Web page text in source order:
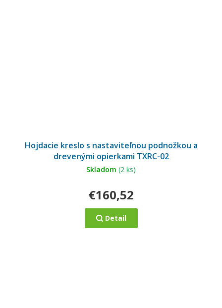
Hojdacie kreslo s nastaviteľnou podnožkou a
drevenými opierkami TXRC-02
Skladom (2 ks)
€160,52
Detail